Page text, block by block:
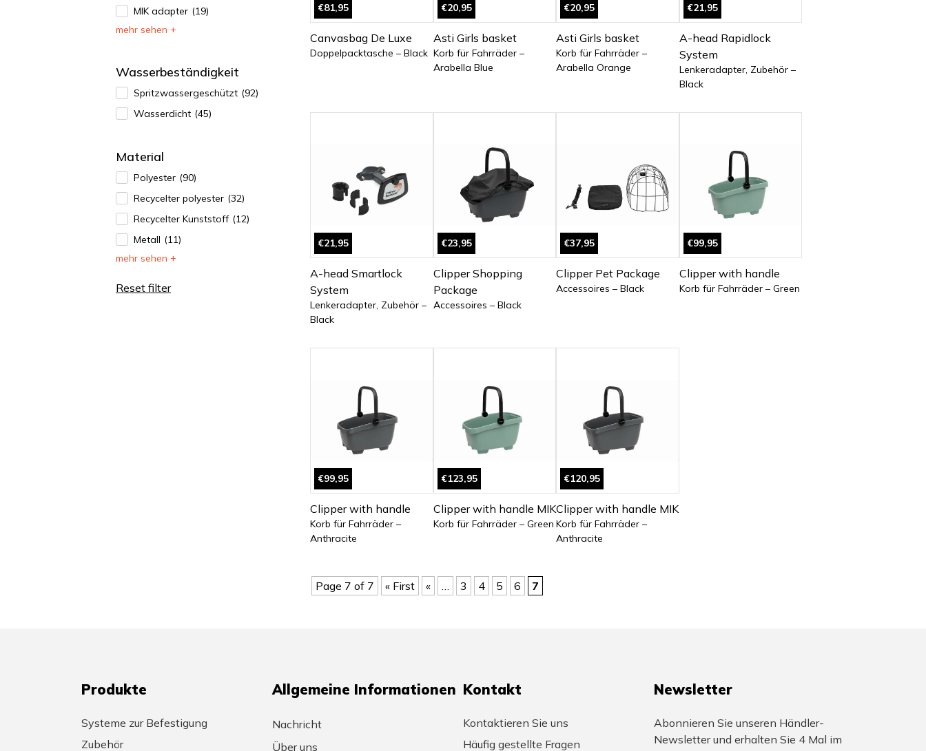
MIK adapter (19)
mehr sehen +
Wasserbeständigkeit
Spritzwassergeschützt (92)
Wasserdicht (45)
Material
Polyester (90)
Recycelter polyester (32)
Recycelter Kunststoff (12)
Metall (11)
mehr sehen +
Reset filter
€81,95
Canvasbag De Luxe
Doppelpacktasche – Black
€20,95
Asti Girls basket
Korb für Fahrräder –
Arabella Blue
€20,95
Asti Girls basket
Korb für Fahrräder –
Arabella Orange
€21,95
A-head Rapidlock
System
Lenkeradapter, Zubehör –
Black
€21,95
A-head Smartlock
System
Lenkeradapter, Zubehör –
Black
€23,95
Clipper Shopping
Package
Accessoires – Black
€37,95
Clipper Pet Package
Accessoires – Black
€99,95
Clipper with handle
Korb für Fahrräder – Green
€99,95
Clipper with handle
Korb für Fahrräder –
Anthracite
€123,95
Clipper with handle MIK
Korb für Fahrräder – Green
€120,95
Clipper with handle MIK
Korb für Fahrräder –
Anthracite
Page 7 of 7 « First « 3 4 5 6 7
Produkte
Systeme zur Befestigung
Zubehör
Allgemeine Informationen
Nachricht
Über uns
Kontakt
Kontaktieren Sie uns
Häufig gestellte Fragen
Newsletter
Abonnieren Sie unseren Händler-
Newsletter und erhalten Sie 4 Mal im